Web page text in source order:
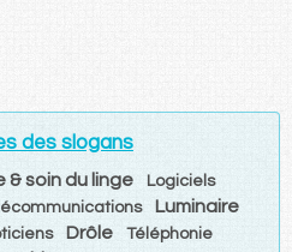
des slogans
& soin du linge Logiciels
Luminaire
Drôle Téléphonie